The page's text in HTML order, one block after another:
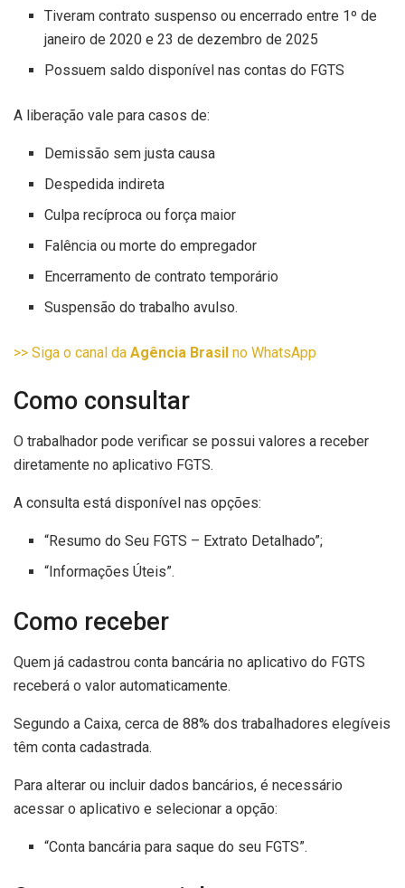
Tiveram contrato suspenso ou encerrado entre 1º de
janeiro de 2020 e 23 de dezembro de 2025
Possuem saldo disponível nas contas do FGTS
A liberação vale para casos de:
Demissão sem justa causa
Despedida indireta
Culpa recíproca ou força maior
Falência ou morte do empregador
Encerramento de contrato temporário
Suspensão do trabalho avulso.
>> Siga o canal da Agência Brasil no WhatsApp
Como consultar
O trabalhador pode verificar se possui valores a receber
diretamente no aplicativo FGTS.
A consulta está disponível nas opções:
“Resumo do Seu FGTS – Extrato Detalhado”;
“Informações Úteis”.
Como receber
Quem já cadastrou conta bancária no aplicativo do FGTS
receberá o valor automaticamente.
Segundo a Caixa, cerca de 88% dos trabalhadores elegíveis
têm conta cadastrada.
Para alterar ou incluir dados bancários, é necessário
acessar o aplicativo e selecionar a opção:
“Conta bancária para saque do seu FGTS”.